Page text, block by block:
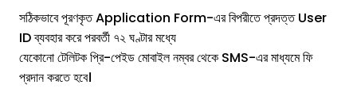
সঠিকভাবে পূরণকৃত Application Form-এর বিপরীতে প্রদত্ত User
ID ব্যবহার করে পরবর্তী ৭২ ঘণ্টার মধ্যে
যেকোনো টেলিটক প্রি-পেইড মোবাইল নম্বর থেকে SMS-এর মাধ্যমে ফি
প্রদান করতে হবে।